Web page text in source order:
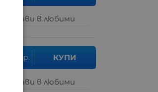
Добави в любими
бр. КУПИ
Добави в любими